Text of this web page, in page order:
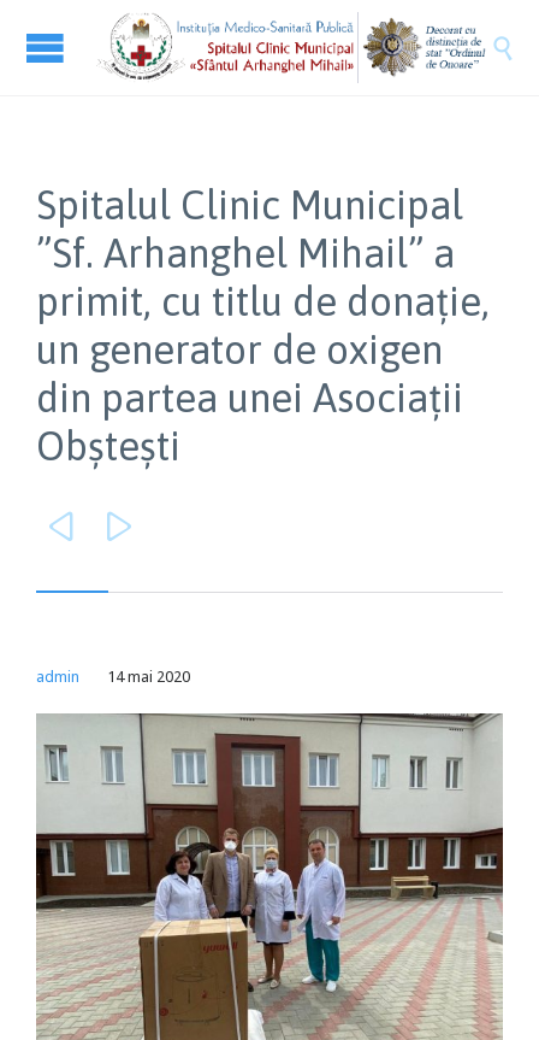

Spitalul Clinic Municipal
”Sf. Arhanghel Mihail” a
primit, cu titlu de donație,
un generator de oxigen
din partea unei Asociații
Obștești
 
admin 14 mai 2020